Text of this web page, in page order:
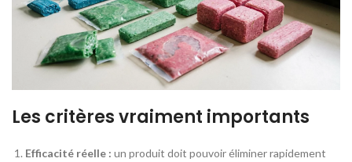
Les critères vraiment importants
Efficacité réelle : un produit doit pouvoir éliminer rapidement